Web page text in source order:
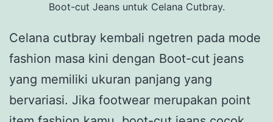
Boot-cut Jeans untuk Celana Cutbray.
Celana cutbray kembali ngetren pada mode
fashion masa kini dengan Boot-cut jeans
yang memiliki ukuran panjang yang
bervariasi. Jika footwear merupakan point